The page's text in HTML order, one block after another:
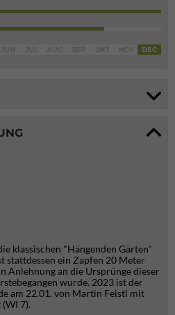
DEC
klassischen "Hängenden Gärten"
stattdessen ein Zapfen 20 Meter
Anlehnung an die Ursprünge dieser
wurde. 2023 ist der
am 22.01. von Martin Feistl mit
7).